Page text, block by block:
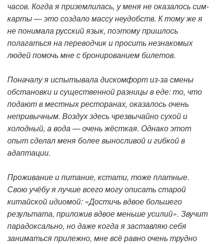
часов. Когда я приземлилась, у меня не оказалось сим-
карты — это создало массу неудобств. К тому же я
не понимала русский язык, поэтому пришлось
полагаться на переводчик и просить незнакомых
людей помочь мне с бронированием билетов.
Поначалу я испытывала дискомфорт из-за смены
обстановки и существенной разницы в еде: то, что
подают в местных ресторанах, оказалось очень
непривычным. Воздух здесь чрезвычайно сухой и
холодный, а вода — очень жёсткая. Однако этот
опыт сделал меня более выносливой и гибкой в
адаптации.
Проживание и питание, кстати, тоже платные.
Свою учёбу я лучше всего могу описать старой
китайской идиомой: «Достичь вдвое большего
результата, приложив вдвое меньше усилий». Звучит
парадоксально, но даже когда я заставляю себя
заниматься прилежно, мне всё равно очень трудно